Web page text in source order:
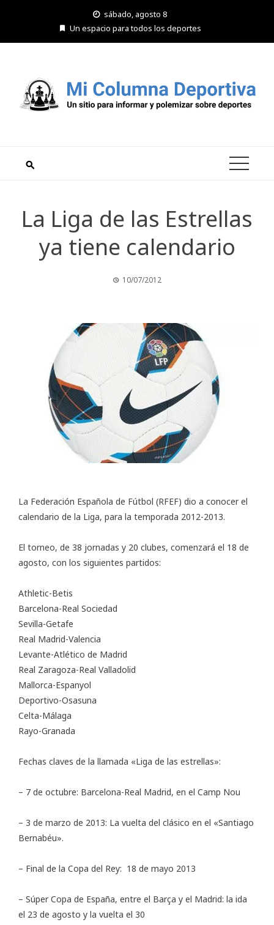
sábado, agosto 8
Un espacio para todos los deportes
La Liga de las Estrellas
ya tiene calendario
10/07/2012
La Federación Española de Fútbol (RFEF) dio a conocer el
calendario de la Liga, para la temporada 2012-2013.
El torneo, de 38 jornadas y 20 clubes, comenzará el 18 de
agosto, con los siguientes partidos:
Athletic-Betis
Barcelona-Real Sociedad
Sevilla-Getafe
Real Madrid-Valencia
Levante-Atlético de Madrid
Real Zaragoza-Real Valladolid
Mallorca-Espanyol
Deportivo-Osasuna
Celta-Málaga
Rayo-Granada
Fechas claves de la llamada «Liga de las estrellas»:
– 7 de octubre: Barcelona-Real Madrid, en el Camp Nou
– 3 de marzo de 2013: La vuelta del clásico en el «Santiago
Bernabéu».
– Final de la Copa del Rey: 18 de mayo 2013
– Súper Copa de España, entre el Barça y el Madrid: la ida
el 23 de agosto y la vuelta el 30